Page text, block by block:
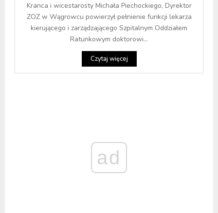
Kranca i wicestarosty Michała Piechockiego, Dyrektor
ZOZ w Wągrowcu powierzył pełnienie funkcji lekarza
kierującego i zarządzającego Szpitalnym Oddziałem
Ratunkowym doktorowi...
Czytaj więcej
ad